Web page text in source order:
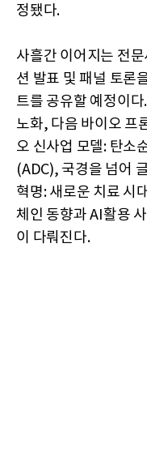
정됐다.
사흘간 이어지는 전
션 발표 및 패널 토론
트를 공유할 예정이
노화, 다음 바이오 프
오 신사업 모델: 탄소
(ADC), 국경을 넘어
혁명: 새로운 치료 시
체인 동향과 AI활용
이 다뤄진다.